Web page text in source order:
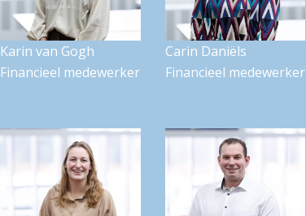
Karin van Gogh
Financieel medewerker
Carin Daniëls
Financieel medewerker